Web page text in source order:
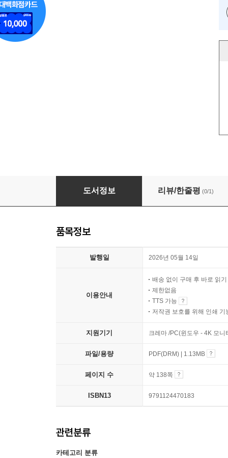
돈의 레벨업
도서정보 리뷰/한줄평 (0/1)
품목정보
발행일 2026년 05월 14일
이용안내
배송 없이 구매 후 바로 읽기
제한없음
TTS 가능
저작권 보호를 위해 인쇄 기
지원기기 크레마 /PC(윈도우 - 4K 모
파일/용량 PDF(DRM) | 1.13MB
페이지 수 약 138쪽
ISBN13 9791124470183
관련분류
카테고리 분류